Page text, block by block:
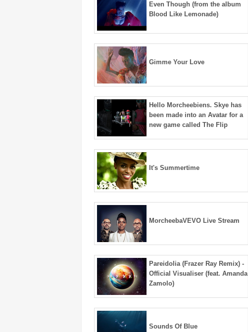
Even Though (from the album
Blood Like Lemonade)
Gimme Your Love
Hello Morcheebiens. Skye has
been made into an Avatar for a
new game called The Flip
It's Summertime
MorcheebaVEVO Live Stream
Pareidolia (Frazer Ray Remix) -
Official Visualiser (feat. Amanda
Zamolo)
Sounds Of Blue